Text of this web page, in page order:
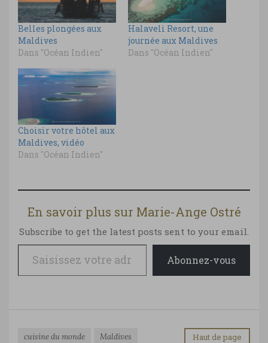
Belles plongées aux
Maldives
Dans "Océan Indien"
Halaveli Resort, une
journée aux Maldives
Dans "Océan Indien"
Choisir votre hôtel aux
Maldives, vidéo
Dans "Océan Indien"
En savoir plus sur Marie-Ange Ostré
Subscribe to get the latest posts sent to your email.
Saisissez votre adresse e-mail…
Abonnez-vous
cuisine du monde Maldives Haut de page